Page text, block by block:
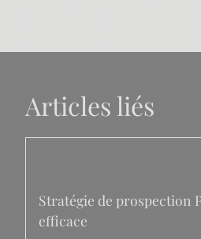
Articles liés
Stratégie de prospection
efficace